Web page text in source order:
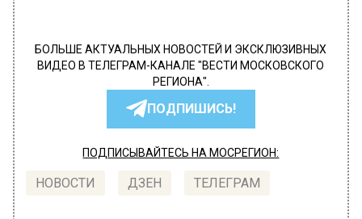
БОЛЬШЕ АКТУАЛЬНЫХ НОВОСТЕЙ И ЭКСКЛЮЗИВНЫХ
ВИДЕО В ТЕЛЕГРАМ-КАНАЛЕ "ВЕСТИ МОСКОВСКОГО
РЕГИОНА".
ПОДПИШИСЬ!
ПОДПИСЫВАЙТЕСЬ НА МОСРЕГИОН:
НОВОСТИ ДЗЕН ТЕЛЕГРАМ